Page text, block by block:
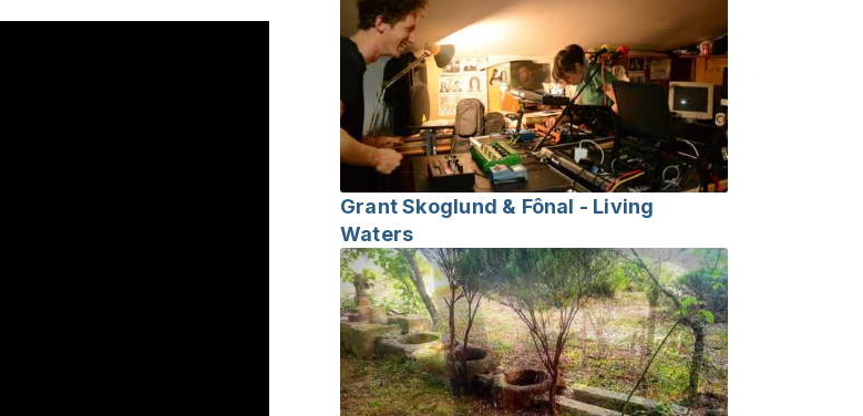
Grant Skoglund & Fônal - Living
Waters